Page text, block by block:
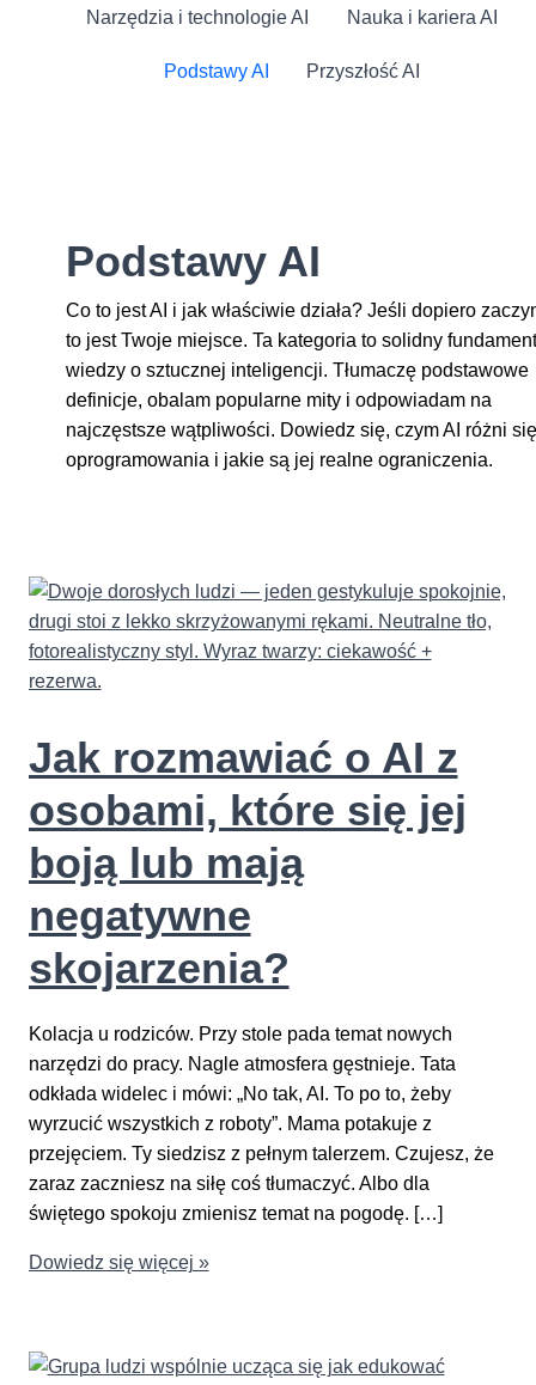
Narzędzia i technologie AI Nauka i kariera AI
Podstawy AI Przyszłość AI
Podstawy AI
Co to jest AI i jak właściwie działa? Jeśli dopiero
to jest Twoje miejsce. Ta kategoria to solidny fundament
wiedzy o sztucznej inteligencji. Tłumaczę podstawowe
definicje, obalam popularne mity i odpowiadam na
najczęstsze wątpliwości. Dowiedz się, czym AI różni
oprogramowania i jakie są jej realne ograniczenia.
Jak rozmawiać o AI z
osobami, które się jej
boją lub mają
negatywne
skojarzenia?
Kolacja u rodziców. Przy stole pada temat nowych
narzędzi do pracy. Nagle atmosfera gęstnieje. Tata
odkłada widelec i mówi: „No tak, AI. To po to, żeby
wyrzucić wszystkich z roboty”. Mama potakuje z
przejęciem. Ty siedzisz z pełnym talerzem. Czujesz, że
zaraz zaczniesz na siłę coś tłumaczyć. Albo dla
świętego spokoju zmienisz temat na pogodę. […]
Jak
AI
Dowiedz się więcej »